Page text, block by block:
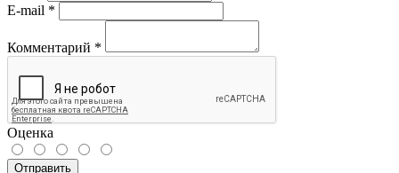
E-mail *
Комментарий *
Оценка
Отправить